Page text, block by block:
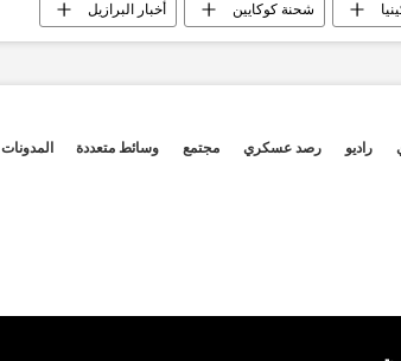
شحنة كوكايين أخبار البرازيل
راديو رصد عسكري مجتمع وسائط متعددة المدونات